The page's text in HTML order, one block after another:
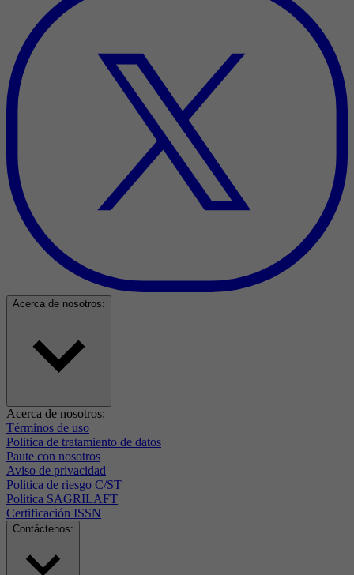
Acerca de nosotros:
Acerca de nosotros:
Términos de uso
Politica de tratamiento de datos
Paute con nosotros
Aviso de privacidad
Politica de riesgo C/ST
Politica SAGRILAFT
Certificación ISSN
Contáctenos: